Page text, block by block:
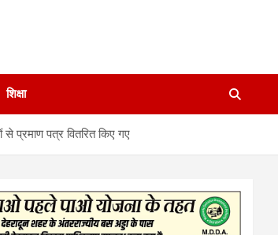
शिक्षा
प्रमाण पत्र वितरित किए गए